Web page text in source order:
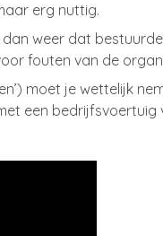
erg nuttig.
weer dat
fouten van de
moet je wettelijk
een bedrijfsvoertuig